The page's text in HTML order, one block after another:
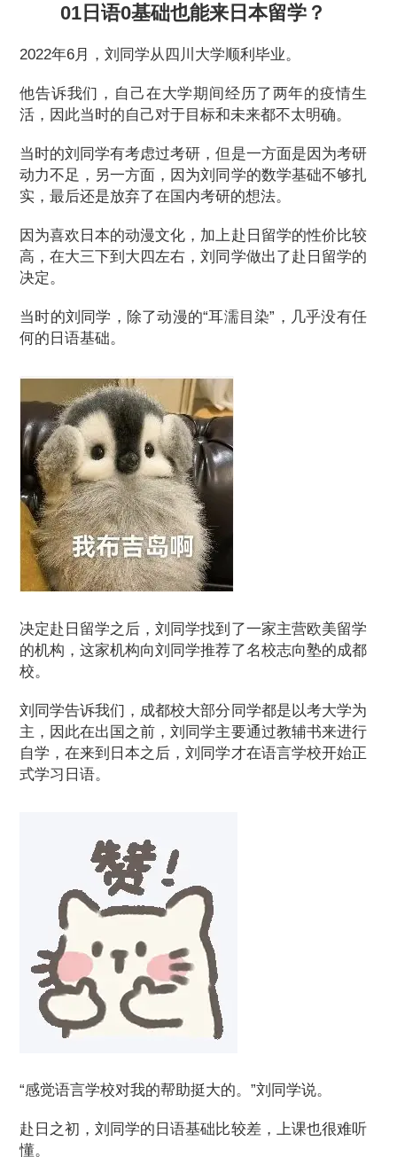
01日语0基础也能来日本留学？
2022年6月，刘同学从四川大学顺利毕业。
他告诉我们，自己在大学期间经历了两年的疫情生
活，因此当时的自己对于目标和未来都不太明确。
当时的刘同学有考虑过考研，但是一方面是因为考研
动力不足，另一方面，因为刘同学的数学基础不够扎
实，最后还是放弃了在国内考研的想法。
因为喜欢日本的动漫文化，加上赴日留学的性价比较
高，在大三下到大四左右，刘同学做出了赴日留学的
决定。
当时的刘同学，除了动漫的“耳濡目染”，几乎没有任
何的日语基础。
决定赴日留学之后，刘同学找到了一家主营欧美留学
的机构，这家机构向刘同学推荐了名校志向塾的成都
校。
刘同学告诉我们，成都校大部分同学都是以考大学为
主，因此在出国之前，刘同学主要通过教辅书来进行
自学，在来到日本之后，刘同学才在语言学校开始正
式学习日语。
“感觉语言学校对我的帮助挺大的。”刘同学说。
赴日之初，刘同学的日语基础比较差，上课也很难听
懂。